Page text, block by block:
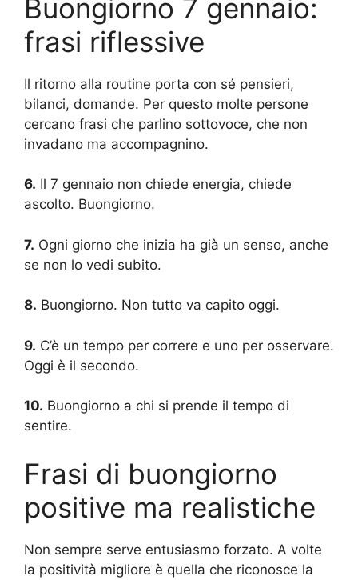
Buongiorno 7 gennaio:
frasi riflessive
Il ritorno alla routine porta con sé pensieri,
bilanci, domande. Per questo molte persone
cercano frasi che parlino sottovoce, che non
invadano ma accompagnino.
6. Il 7 gennaio non chiede energia, chiede
ascolto. Buongiorno.
7. Ogni giorno che inizia ha già un senso, anche
se non lo vedi subito.
8. Buongiorno. Non tutto va capito oggi.
9. C’è un tempo per correre e uno per osservare.
Oggi è il secondo.
10. Buongiorno a chi si prende il tempo di
sentire.
Frasi di buongiorno
positive ma realistiche
Non sempre serve entusiasmo forzato. A volte
la positività migliore è quella che riconosce la